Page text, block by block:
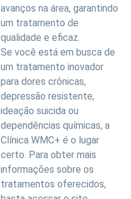
avanços na área, garantindo
um tratamento de
qualidade e eficaz.
Se você está em busca de
um tratamento inovador
para dores crônicas,
depressão resistente,
ideação suicida ou
dependências químicas, a
Clínica WMC+ é o lugar
certo. Para obter mais
informações sobre os
tratamentos oferecidos,